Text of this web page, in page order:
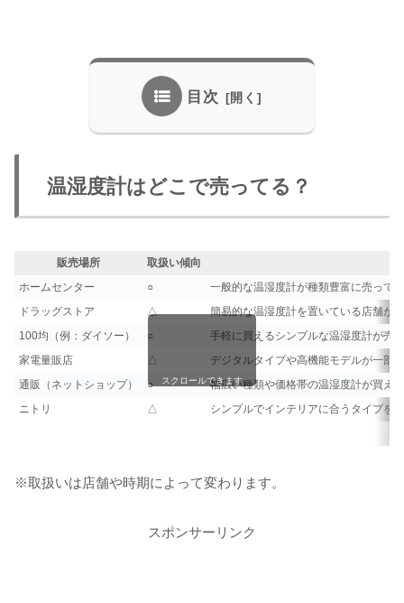
目次
温湿度計はどこで売ってる？
販売場所
取扱い傾向
ホームセンター
○
一般的な温湿度計が種類豊富に売って
ドラッグストア
△
簡易的な温湿度計を置いている店舗が
100均（例：ダイソー）
○
手軽に買えるシンプルな温湿度計が売
家電量販店
△
デジタルタイプや高機能モデルが一部
通販（ネットショップ）
○
幅広い種類や価格帯の温湿度計が買え
ニトリ
△ シンプルでインテリアに合うタイプを
スクロールできます
※取扱いは店舗や時期によって変わります。
スポンサーリンク